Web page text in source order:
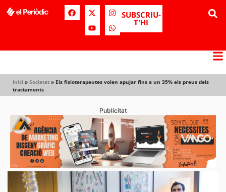
SUBSCRIU-
T'HI
Inici » Societat » Els fisioterapeutes volen apujar fins a un 35% els preus dels
tractaments
Publicitat